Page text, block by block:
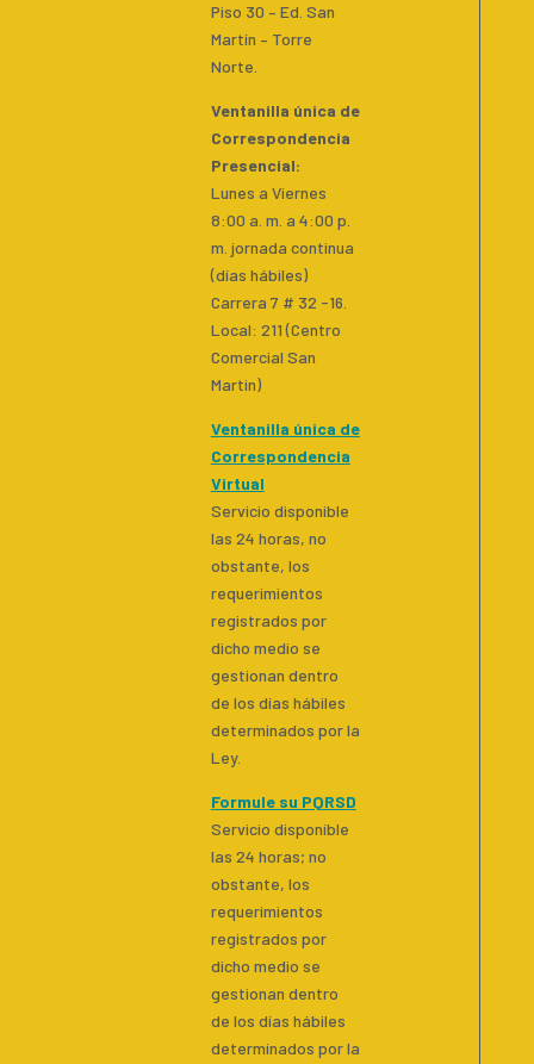
Piso 30 – Ed. San
Martín – Torre
Norte.
Ventanilla única de
Correspondencia
Presencial:
Lunes a Viernes
8:00 a. m. a 4:00 p.
m. jornada continua
(días hábiles)
Carrera 7 # 32 -16.
Local: 211 (Centro
Comercial San
Martin)
Ventanilla única de
Correspondencia
Virtual
Servicio disponible
las 24 horas, no
obstante, los
requerimientos
registrados por
dicho medio se
gestionan dentro
de los días hábiles
determinados por la
Ley.
Formule su PQRSD
Servicio disponible
las 24 horas; no
obstante, los
requerimientos
registrados por
dicho medio se
gestionan dentro
de los días hábiles
determinados por la